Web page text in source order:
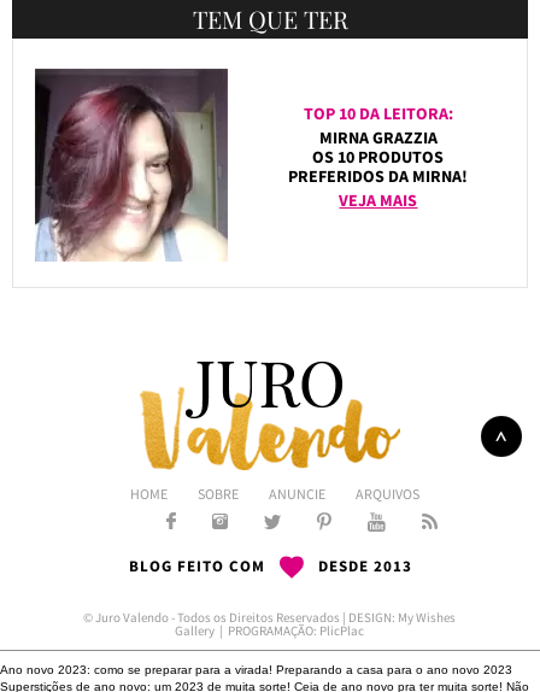
TEM QUE TER
TOP 10 DA LEITORA:
MIRNA GRAZZIA
OS 10 PRODUTOS
PREFERIDOS DA MIRNA!
VEJA MAIS
HOME SOBRE ANUNCIE ARQUIVOS
BLOG FEITO COM DESDE 2013
© Juro Valendo - Todos os Direitos Reservados | DESIGN: My Wishes
Gallery | PROGRAMAÇÃO: PlicPlac
Ano novo 2023: como se preparar para a virada! Preparando a casa para o ano novo 2023
Superstições de ano novo: um 2023 de muita sorte! Ceia de ano novo pra ter muita sorte! Não